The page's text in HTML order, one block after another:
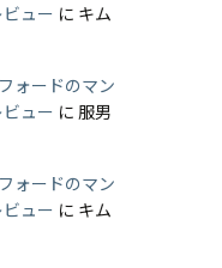
ュー に キム
ォードのマン
ュー に 服男
ォードのマン
ュー に キム